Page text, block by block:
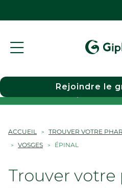
Choisir une pharmacie
Rejoindre le
ACCUEIL TROUVER VOTRE
VOSGES
ÉPINAL
Trouver